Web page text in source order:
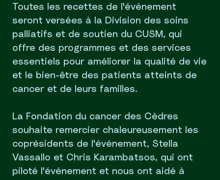
Toutes les recettes de l'événement
seront versées à la Division des soins
palliatifs et de soutien du CUSM, qui
offre des programmes et des services
essentiels pour améliorer la qualité de vie
et le bien-être des patients atteints de
cancer et de leurs familles.
La Fondation du cancer des Cèdres
souhaite remercier chaleureusement les
coprésidents de l'événement, Stella
Vassallo et Chris Karambatsos, qui ont
piloté l'événement et nous ont aidé à